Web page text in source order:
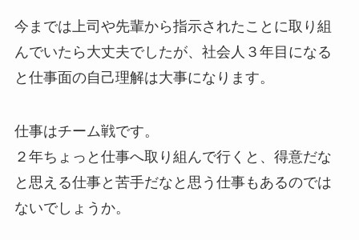
今までは上司や先輩から指示されたことに取り組
んでいたら大丈夫でしたが、社会人３年目になる
と仕事面の自己理解は大事になります。
仕事はチーム戦です。
２年ちょっと仕事へ取り組んで行くと、得意だな
と思える仕事と苦手だなと思う仕事もあるのでは
ないでしょうか。